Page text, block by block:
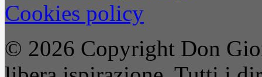
Cookies policy
© 2026 Copyright Don